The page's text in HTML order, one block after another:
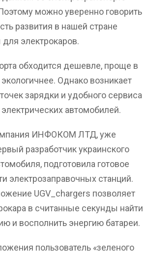
можно уверенно говорить
развития в нашей стране
электрокаров.
обходится дешевле, проще в
Однако возникает
зарядки и удобного сервиса
автомобилей.
ИНФОКОМ ЛТД, уже
разработчик украинского
подготовила готовое
электрозаправочных станций.
UGV_chargers позволяет
в считанные секунды найти
и восполнить энергию батареи.
пользователь «зеленого